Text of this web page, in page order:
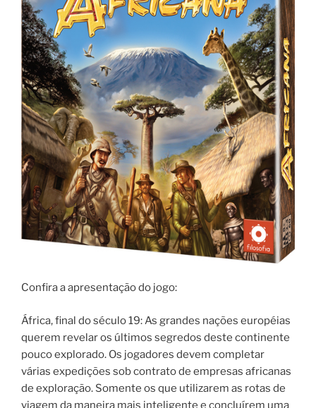
Confira a apresentação do jogo:
África, final do século 19: As grandes nações européias
querem revelar os últimos segredos deste continente
pouco explorado. Os jogadores devem completar
várias expedições sob contrato de empresas africanas
de exploração. Somente os que utilizarem as rotas de
viagem da maneira mais inteligente e concluírem uma